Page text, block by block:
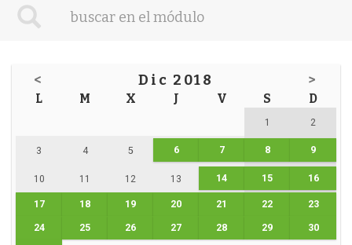
< Dic 2018 >
L M X J V S D
1 2
3 4 5 6 7 8 9
10 11 12 13 14 15 16
17 18 19 20 21 22 23
24 25 26 27 28 29 30